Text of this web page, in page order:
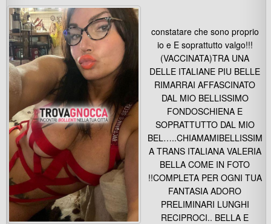
constatare che sono proprio
io e E soprattutto valgo!!!
(VACCINATA)TRA UNA
DELLE ITALIANE PIU BELLE
RIMARRAI AFFASCINATO
DAL MIO BELLISSIMO
FONDOSCHIENA E
SOPRATTUTTO DAL MIO
BEL…..CHIAMAMIBELLISSIM
A TRANS ITALIANA VALERIA
BELLA COME IN FOTO
!!COMPLETA PER OGNI TUA
FANTASIA ADORO
PRELIMINARI LUNGHI
RECIPROCI.. BELLA E